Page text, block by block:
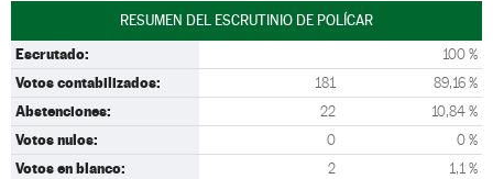
RESUMEN DEL ESCRUTINIO DE POLÍCAR
Escrutado: 100 %
Votos contabilizados: 181 89,16 %
Abstenciones: 22 10,84 %
Votos nulos: 0 0 %
Votos en blanco: 2 1,1 %